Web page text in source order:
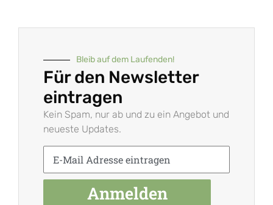
Bleib auf dem Laufenden!
Für den Newsletter
eintragen
Kein Spam, nur ab und zu ein Angebot und
neueste Updates.
Anmelden